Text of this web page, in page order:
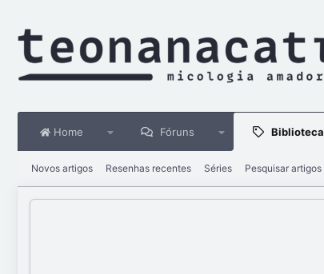
Home Fóruns Biblioteca
Novos artigos Resenhas recentes Séries Pesquisar artigos